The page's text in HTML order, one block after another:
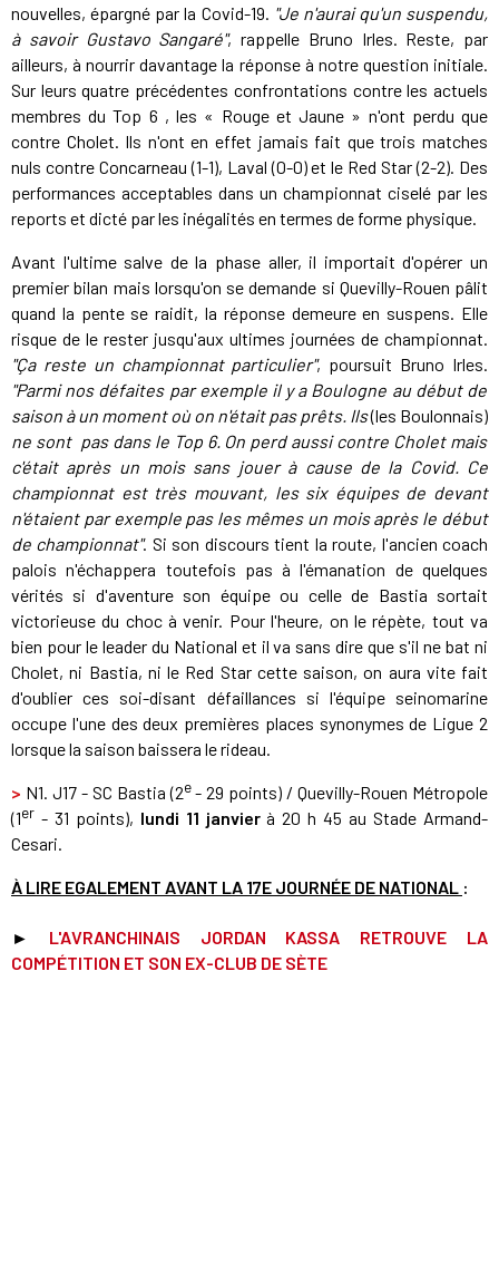
nouvelles, épargné par la Covid-19. "Je n'aurai qu'un suspendu,
à savoir Gustavo Sangaré", rappelle Bruno Irles. Reste, par
ailleurs, à nourrir davantage la réponse à notre question initiale.
Sur leurs quatre précédentes confrontations contre les actuels
membres du Top 6 , les « Rouge et Jaune » n'ont perdu que
contre Cholet. Ils n'ont en effet jamais fait que trois matches
nuls contre Concarneau (1-1), Laval (0-0) et le Red Star (2-2). Des
performances acceptables dans un championnat ciselé par les
reports et dicté par les inégalités en termes de forme physique.
Avant l'ultime salve de la phase aller, il importait d'opérer un
premier bilan mais lorsqu'on se demande si Quevilly-Rouen pâlit
quand la pente se raidit, la réponse demeure en suspens. Elle
risque de le rester jusqu'aux ultimes journées de championnat.
"Ça reste un championnat particulier", poursuit Bruno Irles.
"Parmi nos défaites par exemple il y a Boulogne au début de
saison à un moment où on n'était pas prêts. Ils(les Boulonnais)
ne sont pas dans le Top 6. On perd aussi contre Cholet mais
c'était après un mois sans jouer à cause de la Covid. Ce
championnat est très mouvant, les six équipes de devant
n'étaient par exemple pas les mêmes un mois après le début
de championnat". Si son discours tient la route, l'ancien coach
palois n'échappera toutefois pas à l'émanation de quelques
vérités si d'aventure son équipe ou celle de Bastia sortait
victorieuse du choc à venir. Pour l'heure, on le répète, tout va
bien pour le leader du National et il va sans dire que s'il ne bat ni
Cholet, ni Bastia, ni le Red Star cette saison, on aura vite fait
d'oublier ces soi-disant défaillances si l'équipe seinomarine
occupe l'une des deux premières places synonymes de Ligue 2
lorsque la saison baissera le rideau.
> N1. J17 - SC Bastia (2e- 29 points) / Quevilly-Rouen Métropole
(1er - 31 points), lundi 11 janvierà 20 h 45 au Stade Armand-
Cesari.
À LIRE EGALEMENT AVANT LA 17E JOURNÉE DE NATIONAL :
► L'AVRANCHINAIS JORDAN KASSA RETROUVE LA
COMPÉTITION ET SON EX-CLUB DE SÈTE